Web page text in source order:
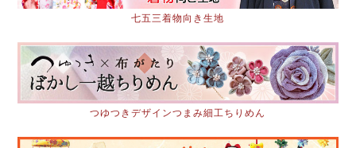
七五三着物向き生地
つゆつきデザインつまみ細工ちりめん